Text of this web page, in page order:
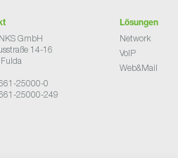
GmbH
14-16
25000-0
25000-249
Lösungen
Network
VoIP
Web&Mail